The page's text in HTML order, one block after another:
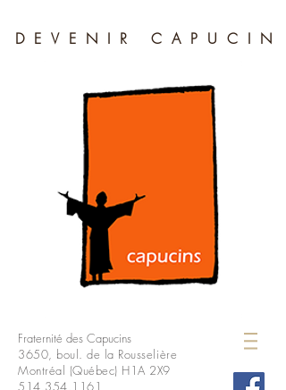
DEVENIR CAPUCIN
Fraternité des Capucins
3650, boul. de la Rousselière
Montréal (Québec) H1A 2X9
514.354.1161